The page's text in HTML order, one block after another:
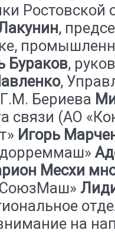
Ростовской
,
Бураков,
,
Бериева
связи (АО
Игорь
Месхи
на